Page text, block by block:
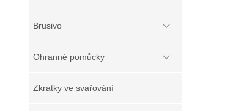
Brusivo
Ohranné pomůcky
Zkratky ve svařování